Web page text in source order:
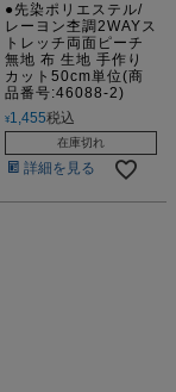
●先染ポリエステル/
レーヨン杢調2WAYス
トレッチ両面ピーチ
無地 布 生地 手作り
カット50cm単位(商
品番号:46088-2)
¥1,455税込
在庫切れ
詳細を見る